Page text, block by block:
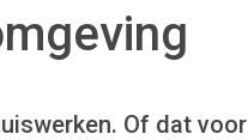
Of dat voor